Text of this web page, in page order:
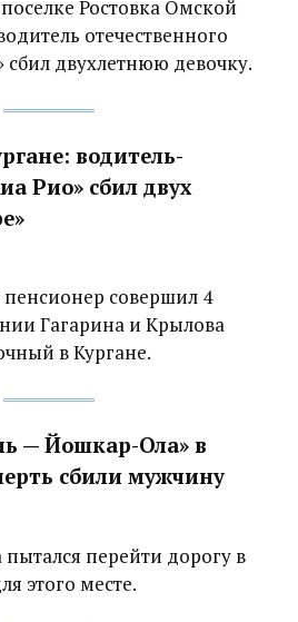
Ростовка Омской
отечественного
сбил двухлетнюю девочку.
водитель-
Рио» сбил двух
совершил 4
Гагарина и Крылова
в Кургане.
— Йошкар-Ола» в
сбили мужчину
перейти дорогу в
этого месте.